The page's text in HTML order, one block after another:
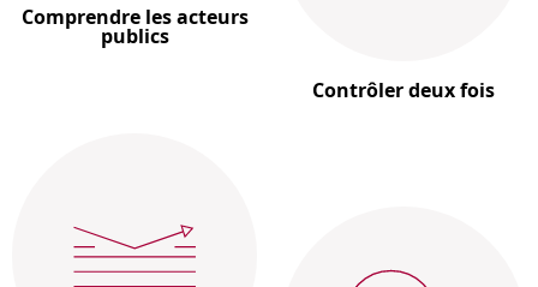
Comprendre les acteurs
publics
Contrôler deux fois